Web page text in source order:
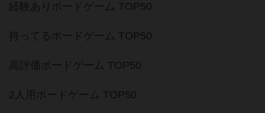
経験ありボードゲーム TOP50
持ってるボードゲーム TOP50
高評価ボードゲーム TOP50
2人用ボードゲーム TOP50